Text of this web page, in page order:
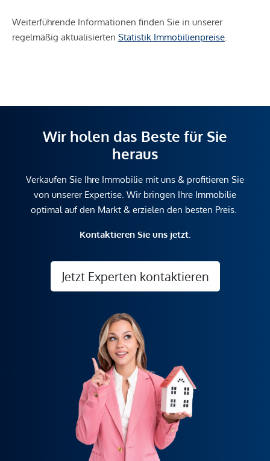
Weiterführende Informationen finden Sie in unserer
regelmäßig aktualisierten Statistik Immobilienpreise
Wir holen das Beste für Sie
heraus
Verkaufen Sie Ihre Immobilie mit uns & profitieren Sie
von unserer Expertise. Wir bringen Ihre Immobilie
optimal auf den Markt & erzielen den besten Preis.
Kontaktieren Sie uns jetzt.
Jetzt Experten kontaktieren